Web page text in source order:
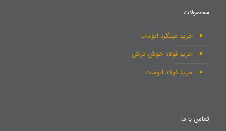
محصولات
خرید میلگرد اتومات
خرید فولاد خوش تراش
خرید فولاد اتومات
تماس با ما